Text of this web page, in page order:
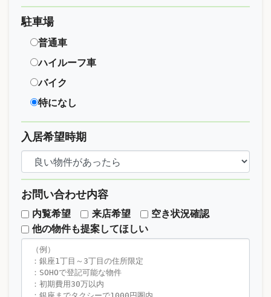
駐車場
普通車
ハイルーフ車
バイク
特になし
入居希望時期
お問い合わせ内容
内覧希望 来店希望
空き状況確認
他の物件も提案してほしい